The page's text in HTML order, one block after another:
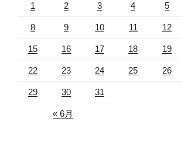
1 2 3 4 5
8 9 10 11 12
15 16 17 18 19
22 23 24 25 26
29 30 31
« 6月